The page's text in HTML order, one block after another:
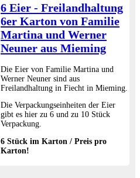
6 Eier - Freilandhaltung
6er Karton von Familie
Martina und Werner
Neuner aus Mieming
Die Eier von Familie Martina und
Werner Neuner sind aus
Freilandhaltung in Fiecht in Mieming.
Die Verpackungseinheiten der Eier
gibt es hier zu 6 und zu 10 Stück
Verpackung.
6 Stück im Karton / Preis pro
Karton!